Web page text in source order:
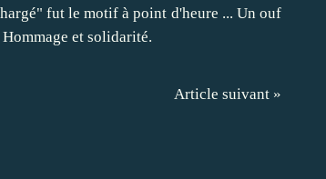
fut le motif à point d'heure ... Un ouf
et solidarité.
Article suivant »